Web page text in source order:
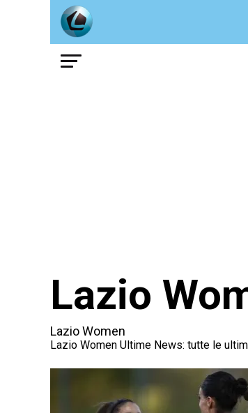
Lazio
Lazio Women
Lazio Women Ultime News: tutte le